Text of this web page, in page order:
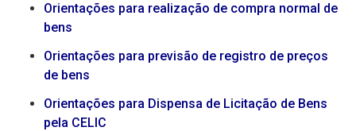
Orientações para realização de compra normal de
bens
Orientações para previsão de registro de preços
de bens
Orientações para Dispensa de Licitação de Bens
pela CELIC